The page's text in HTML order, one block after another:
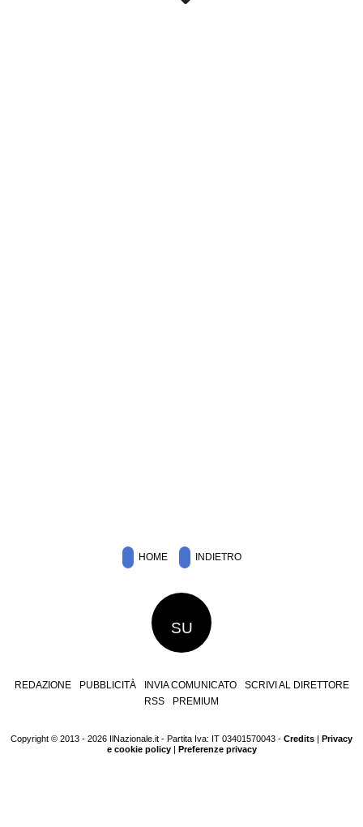
HOME INDIETRO
SU
REDAZIONE PUBBLICITÀ INVIA COMUNICATO
SCRIVI AL DIRETTORE
RSS
PREMIUM
Copyright © 2013 - 2026 IlNazionale.it - Partita Iva: IT 03401570043 - Credits | Privacy
e cookie policy| Preferenze privacy